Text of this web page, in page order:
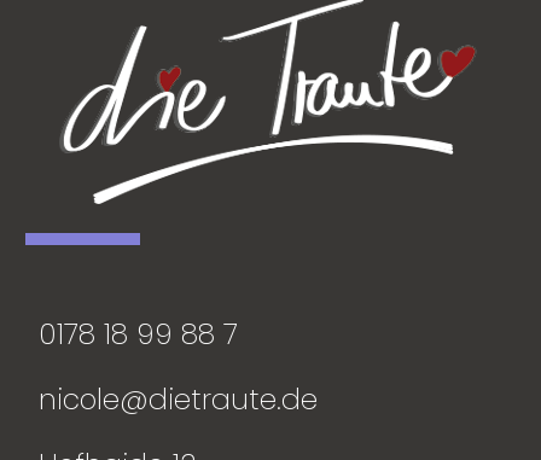
0178 18 99 88 7
nicole@dietraute.de